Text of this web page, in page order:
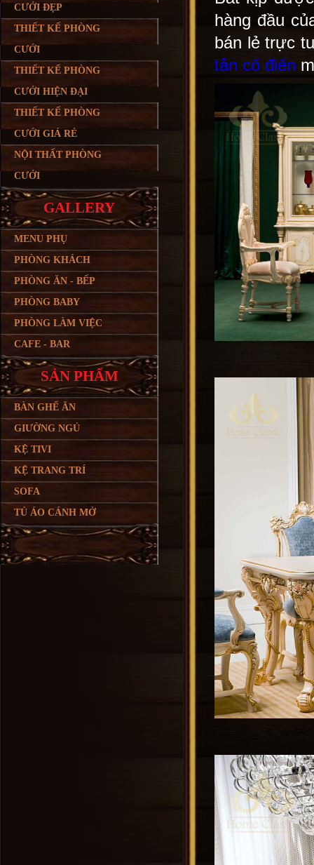
CƯỚI ĐẸP
THIẾT KẾ PHÒNG
CƯỚI
THIẾT KẾ PHÒNG
CƯỚI HIỆN ĐẠI
THIẾT KẾ PHÒNG
CƯỚI GIÁ RẺ
NỘI THẤT PHÒNG
CƯỚI
GALLERY
MENU PHỤ
PHÒNG KHÁCH
PHÒNG ĂN - BẾP
PHÒNG BABY
PHÒNG LÀM VIỆC
CAFE - BAR
SẢN PHẨM
BÀN GHẾ ĂN
GIƯỜNG NGỦ
KỆ TIVI
KỆ TRANG TRÍ
SOFA
TỦ ÁO CÁNH MỞ
hàng đầu
bán lẻ trực
tân cổ điển